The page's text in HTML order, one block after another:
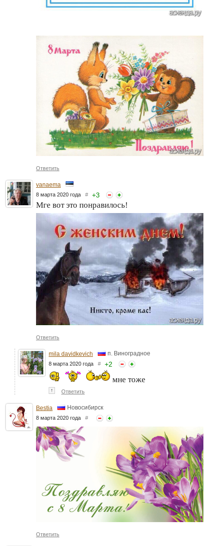
Ответить
vanaema
8 марта 2020 года # +3
Мге вот это понравилось!
Ответить
mila davidkevich п. Виноградное
8 марта 2020 года # +2
мне тоже
↑ Ответить
Bestia Новосибирск
8 марта 2020 года #
Ответить